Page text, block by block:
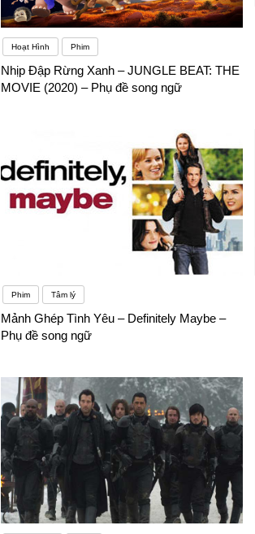
Hoạt Hình Phim
Nhịp Đập Rừng Xanh – JUNGLE BEAT: THE
MOVIE (2020) – Phụ đề song ngữ
Phim Tâm lý
Mảnh Ghép Tình Yêu – Definitely Maybe –
Phụ đề song ngữ